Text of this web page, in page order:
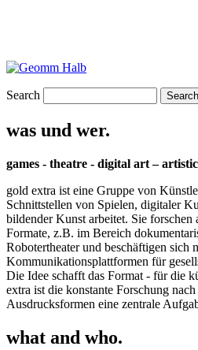
Search
was und wer.
games - theatre - digital art –
gold extra ist eine Gruppe von
Schnittstellen von Spielen, digitaler
bildender Kunst arbeitet. Sie
Formate, z.B. im Bereich
Robotertheater und beschäftigen sich
Kommunikationsplattformen für
Die Idee schafft das Format - für die
extra ist die konstante Forschung
Ausdrucksformen eine zentrale
what and who.